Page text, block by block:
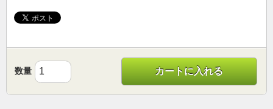
数量 カートに入れる